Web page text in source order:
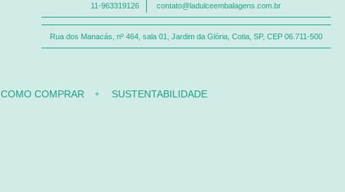
11-963319126 contato@ladulceembalagens.com.br
Rua dos Manacás, nº 464, sala 01, Jardim da Glória, Cotia, SP, CEP 06.711-500
COMO COMPRAR SUSTENTABILIDADE